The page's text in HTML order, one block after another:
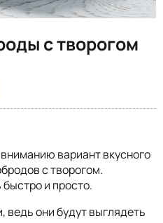
с творогом
вариант вкусного
с творогом.
и просто.
ведь они будут выглядеть